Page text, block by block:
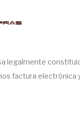
legalmente
factura electrónica